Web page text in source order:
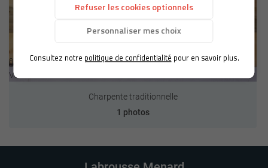
Refuser les cookies optionnels
Personnaliser mes choix
Consultez notre politique de confidentialité pour en savoir plus.
CONTACT Restez

Voir les détails de la réalisation
Charpente traditionnelle
1 photos